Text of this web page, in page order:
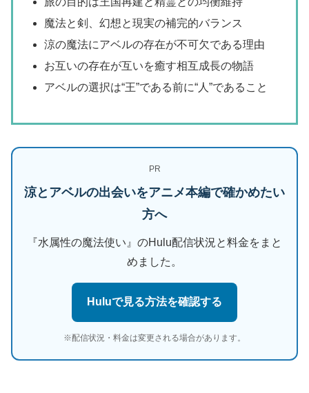
魔法と剣、幻想と現実の補完的バランス
涼の魔法にアベルの存在が不可欠である理由
お互いの存在が互いを癒す相互成長の物語
アベルの選択は“王”である前に“人”であること
PR
涼とアベルの出会いをアニメ本編で確かめたい
方へ
『水属性の魔法使い』のHulu配信状況と料金をまと
めました。
Huluで見る方法を確認する
※配信状況・料金は変更される場合があります。